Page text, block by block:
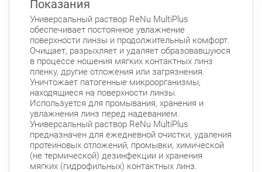
Красносельский район
Ленинский пр., д.78, к.1 Круглосуточно
Юго-Западная
Ленинский пр., д. 88 Круглосуточно
Юго-Западная
Московский район
Авиационная улица, д. 7 Круглосуточно
Парк Победы Электросила
Невский район
ул. Чудновского, д. 19 (Российский пр., д. 7)
Круглосуточно
Показания
Универсальный раствор ReNu MultiPlus
обеспечивает постоянное увлажнение
поверхности линзы и продолжительный комфорт.
Очищает, разрыхляет и удаляет образовавшуюся
в процессе ношения мягких контактных линз
пленку, другие отложения или загрязнения.
Уничтожает патогенные микроорганизмы,
находящиеся на поверхности линзы.
Используется для промывания, хранения и
увлажнения линз перед надеванием.
Универсальный раствор ReNu MultiPlus
предназначен для ежедневной очистки, удаления
протеиновых отложений, промывки, химической
(не термической) дезинфекции и хранения
мягких (гидрофильных) контактных линз.